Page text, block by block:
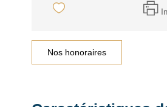
Nos honoraires